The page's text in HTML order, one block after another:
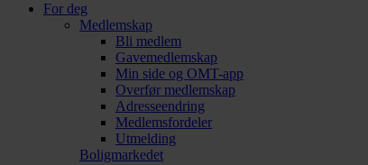
For deg
Medlemskap
Bli medlem
Gavemedlemskap
Min side og OMT-app
Overfør medlemskap
Adresseendring
Medlemsfordeler
Utmelding
Boligmarkedet